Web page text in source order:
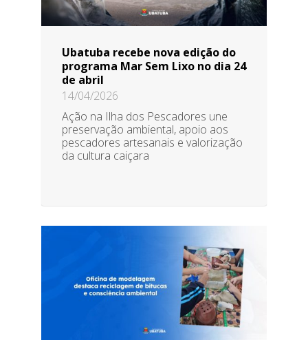
Ubatuba recebe nova edição do
programa Mar Sem Lixo no dia 24
de abril
14/04/2026
Ação na Ilha dos Pescadores une
preservação ambiental, apoio aos
pescadores artesanais e valorização
da cultura caiçara